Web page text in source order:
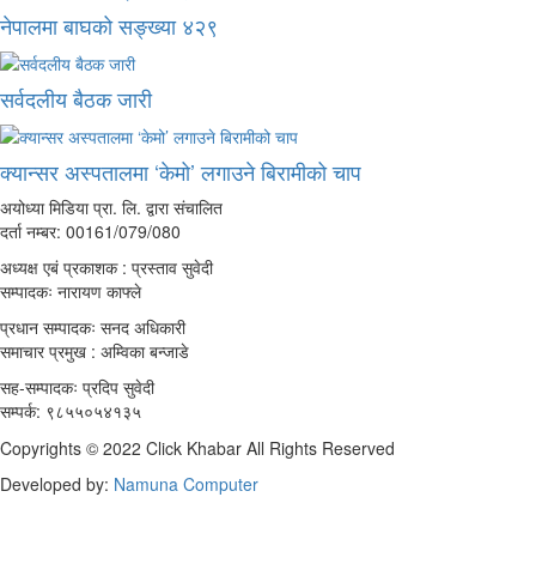
नेपालमा बाघको सङ्ख्या ४२९
सर्वदलीय बैठक जारी
क्यान्सर अस्पतालमा ‘केमो’ लगाउने बिरामीको चाप
अयोध्या मिडिया प्रा. लि. द्वारा संचालित
दर्ता नम्बर: 00161/079/080
अध्यक्ष एबं प्रकाशक : प्रस्ताव सुवेदी
सम्पादकः नारायण काफ्ले
प्रधान सम्पादकः सनद अधिकारी
समाचार प्रमुख : अम्विका बन्जाडे
सह-सम्पादकः प्रदिप सुवेदी
सम्पर्क: ९८५५०५४१३५
Copyrights © 2022 Click Khabar All Rights Reserved
Developed by: Namuna Computer